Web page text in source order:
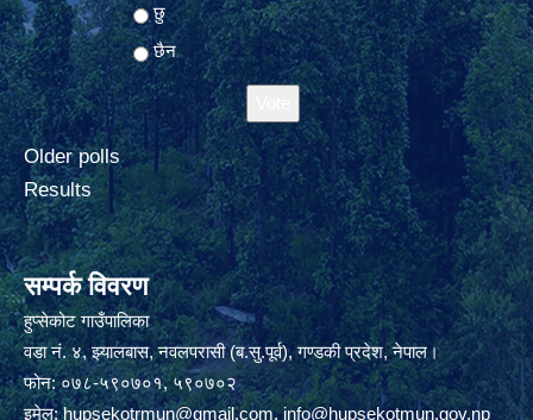
Choices
छु
छैन
Older polls
Results
सम्पर्क विवरण
हुप्सेकोट गाउँपालिका
वडा नं. ४, झ्यालबास, नवलपरासी (ब.सु.पूर्व), गण्डकी प्रदेश, नेपाल।
फोन: ०७८-५९०७०१, ५९०७०२
इमेल:hupsekotrmun@gmail.com,info@hupsekotmun.gov.np